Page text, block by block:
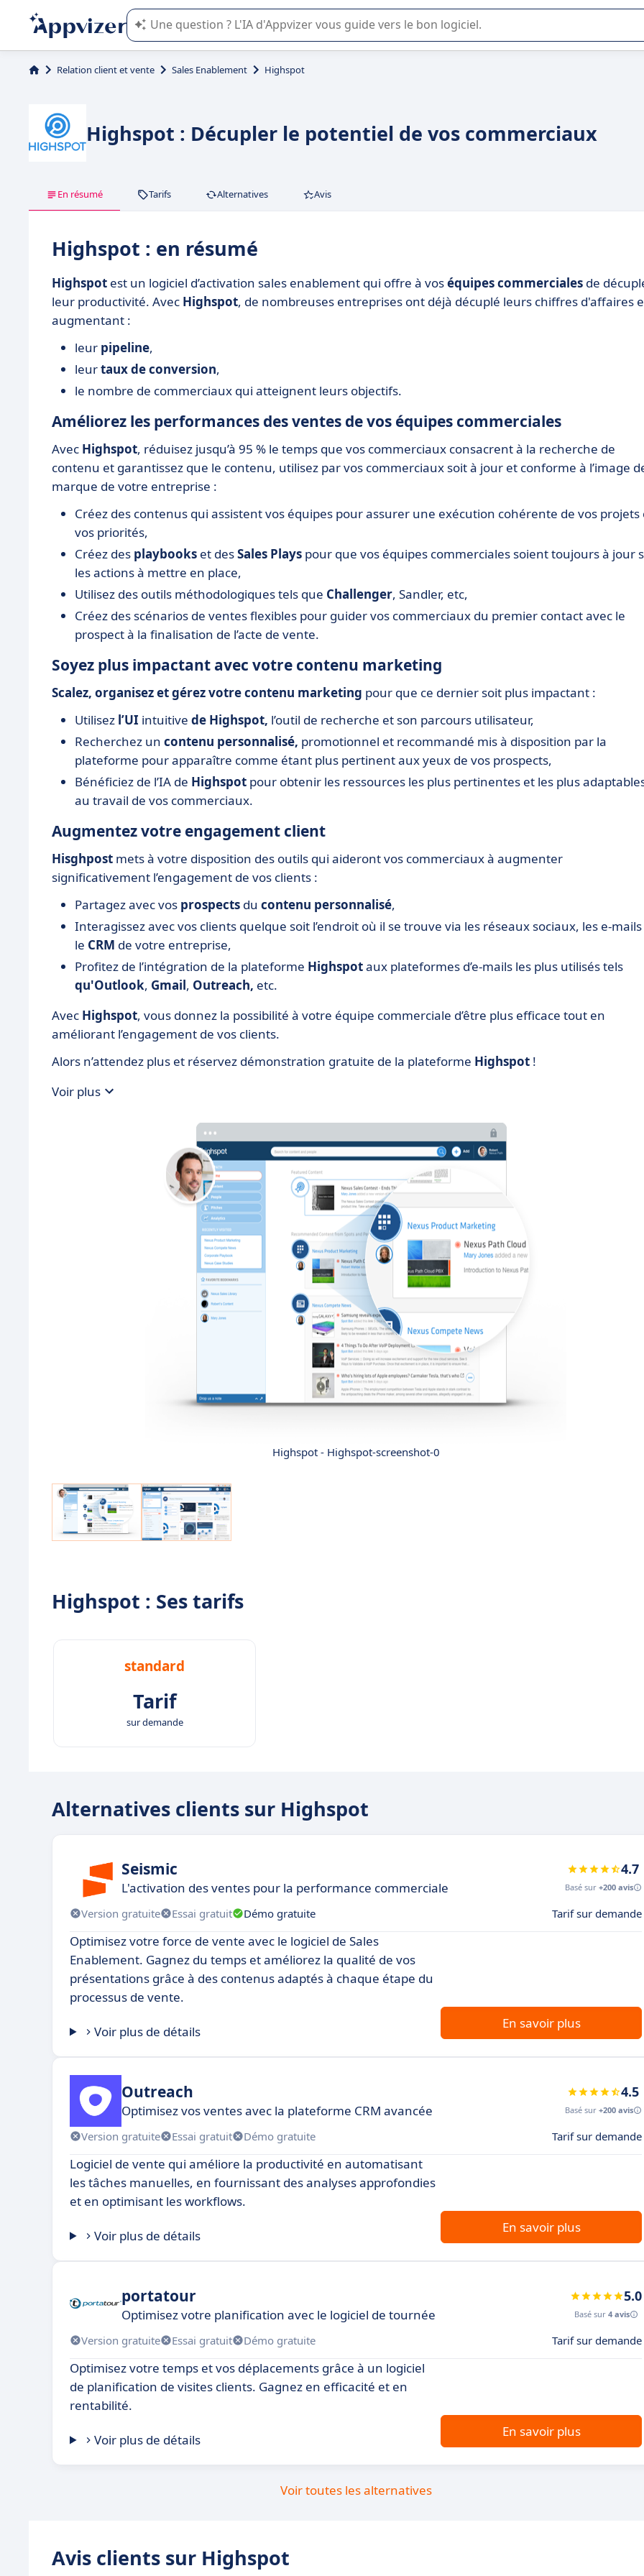
L'IA de Appvizer vous guide dans l'utilisation ou la sélection de logiciel SaaS en entreprise.
Relation client et vente Sales Enablement Highspot
Highspot : Décupler le potentiel de vos commerciaux
En résumé Tarifs Alternatives Avis
Highspot : en résumé
Highspot est un logiciel d’activation sales enablement qui offre à voséquipes commerciales de
leur productivité. Avec Highspot, de nombreuses entreprises ont déjà décuplé leurs chiffres d'affaires
augmentant :
leur pipeline,
leurtaux de conversion,
le nombre de commerciaux qui atteignent leurs objectifs.
Améliorez les performances des ventes de vos équipes commerciales
Avec Highspot, réduisez jusqu’à 95 % le temps que vos commerciaux consacrent à la recherche de
contenu et garantissez que le contenu, utilisez par vos commerciaux soit à jour et conforme à l’image
marque de votre entreprise :
Créez des contenus qui assistent vos équipes pour assurer une exécution cohérente de vos projets
vos priorités,
Créez des playbooks et desSales Plays pour que vos équipes commerciales soient toujours à jour
les actions à mettre en place,
Utilisez des outils méthodologiques tels que Challenger, Sandler, etc,
Créez des scénarios de ventes flexibles pour guider vos commerciaux du premier contact avec le
prospect à la finalisation de l’acte de vente.
Soyez plus impactant avec votre contenu marketing
Scalez, organisez et gérez votre contenu marketing pour que ce dernier soit plus impactant :
Utilisez l’UI intuitive de Highspot, l’outil de recherche et son parcours utilisateur,
Recherchez un contenu personnalisé, promotionnel et recommandé mis à disposition par la
plateforme pour apparaître comme étant plus pertinent aux yeux de vos prospects,
Bénéficiez de l’IA de Highspot pour obtenir les ressources les plus pertinentes et les plus
au travail de vos commerciaux.
Augmentez votre engagement client
Hisghpost mets à votre disposition des outils qui aideront vos commerciaux à augmenter
significativement l’engagement de vos clients :
Partagez avec vos prospects du contenu personnalisé,
Interagissez avec vos clients quelque soit l’endroit où il se trouve via les réseaux sociaux, les e-mails
le CRM de votre entreprise,
Profitez de l’intégration de la plateforme Highspotaux plateformes d’e-mails les plus utilisés tels
qu'Outlook, Gmail, Outreach, etc.
Avec Highspot, vous donnez la possibilité à votre équipe commerciale d’être plus efficace tout en
améliorant l’engagement de vos clients.
Alors n’attendez plus et réservez démonstration gratuite de la plateforme Highspot !
Voir plus
Highspot - Highspot-screenshot-0
Highspot : Ses tarifs
standard
Tarif
sur demande
Alternatives clients sur Highspot
Seismic
L'activation des ventes pour la performance commerciale
4.7
Basé sur +200 avis
Version gratuite Essai gratuit Démo gratuite Tarif sur demande
Optimisez votre force de vente avec le logiciel de Sales
Enablement. Gagnez du temps et améliorez la qualité de vos
présentations grâce à des contenus adaptés à chaque étape du
processus de vente.
Voir plus de détails
En savoir plus
Outreach
Optimisez vos ventes avec la plateforme CRM avancée
4.5
Basé sur +200 avis
Version gratuite Essai gratuit Démo gratuite Tarif sur demande
Logiciel de vente qui améliore la productivité en automatisant
les tâches manuelles, en fournissant des analyses approfondies
et en optimisant les workflows.
Voir plus de détails
En savoir plus
portatour
Optimisez votre planification avec le logiciel de tournée
5.0
Basé sur 4 avis
Version gratuite Essai gratuit Démo gratuite Tarif sur demande
Optimisez votre temps et vos déplacements grâce à un logiciel
de planification de visites clients. Gagnez en efficacité et en
rentabilité.
Voir plus de détails
En savoir plus
Voir toutes les alternatives
Avis clients sur Highspot